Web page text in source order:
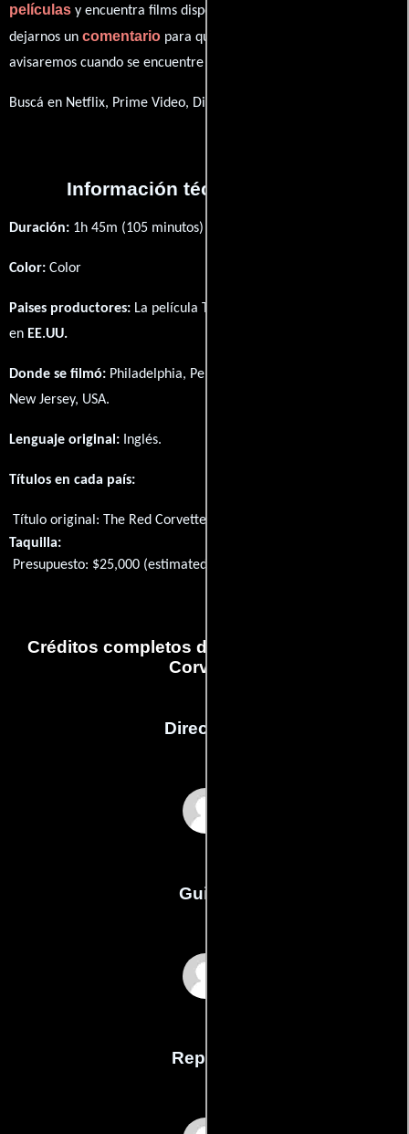
películas y encuentra films disponibles. También puedes
dejarnos un comentario para que le demos prioridad y te
avisaremos cuando se encuentre disponible
Buscá en Netflix, Prime Video, Disney+
Información técnica y general
Duración: 1h 45m (105 minutos) .
Color: Color
Paises productores: La película The Red Corvette fué producida
en EE.UU.
Donde se filmó: Philadelphia, Pennsylvania, USA y Asbury Park,
New Jersey, USA.
Lenguaje original: Inglés.
Títulos en cada país:
Título original: The Red Corvette
Taquilla:
Presupuesto: $25,000 (estimated)
Créditos completos de la película The Red
Corvette
Dirección
Guión
Reparto